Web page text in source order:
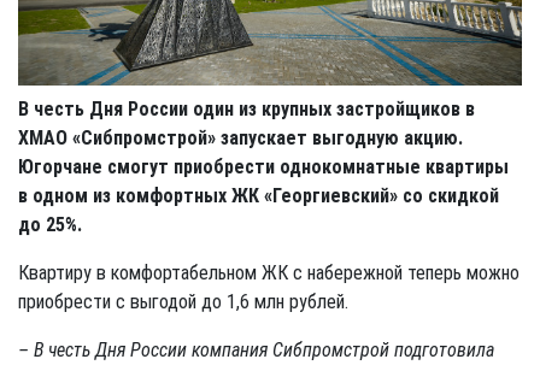
В честь Дня России один из крупных застройщиков в
ХМАО «Сибпромстрой» запускает выгодную акцию.
Югорчане смогут приобрести однокомнатные квартиры
в одном из комфортных ЖК «Георгиевский» со скидкой
до 25%.
Квартиру в комфортабельном ЖК с набережной теперь можно
приобрести с выгодой до 1,6 млн рублей.
– В честь Дня России компания Сибпромстрой подготовила